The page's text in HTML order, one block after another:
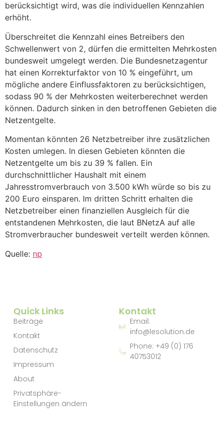
berücksichtigt wird, was die individuellen Kennzahlen
erhöht.
Überschreitet die Kennzahl eines Betreibers den
Schwellenwert von 2, dürfen die ermittelten Mehrkosten
bundesweit umgelegt werden. Die Bundesnetzagentur
hat einen Korrekturfaktor von 10 % eingeführt, um
mögliche andere Einflussfaktoren zu berücksichtigen,
sodass 90 % der Mehrkosten weiterberechnet werden
können. Dadurch sinken in den betroffenen Gebieten die
Netzentgelte.
Momentan könnten 26 Netzbetreiber ihre zusätzlichen
Kosten umlegen. In diesen Gebieten könnten die
Netzentgelte um bis zu 39 % fallen. Ein
durchschnittlicher Haushalt mit einem
Jahresstromverbrauch von 3.500 kWh würde so bis zu
200 Euro einsparen. Im dritten Schritt erhalten die
Netzbetreiber einen finanziellen Ausgleich für die
entstandenen Mehrkosten, die laut BNetzA auf alle
Stromverbraucher bundesweit verteilt werden können.
Quelle: np
Quick Links
Beiträge
Kontakt
Datenschutz
Impressum
About
Privatsphäre-
Einstellungen ändern
Kontakt
Email:
info@lesolution.de
Phone: +49 (0) 176
40753012